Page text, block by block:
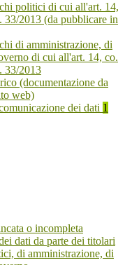
politici di cui all'art. 14,
33/2013 (da pubblicare in
di amministrazione, di
di cui all'art. 14, co.
33/2013
(documentazione da
web)
dei dati 1
o incompleta
dati da parte dei titolari
di amministrazione, di